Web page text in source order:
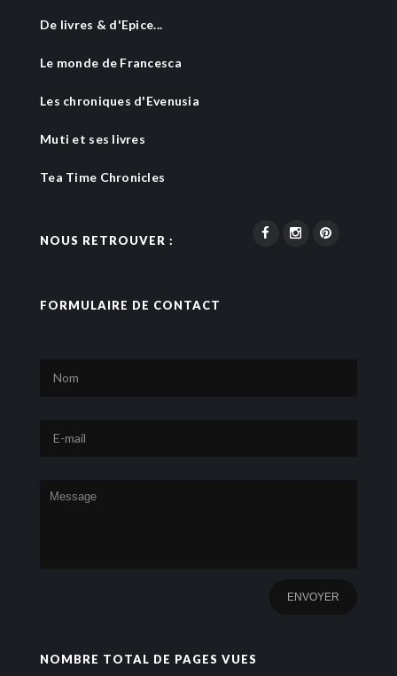
De livres & d'Epice...
Le monde de Francesca
Les chroniques d'Evenusia
Muti et ses livres
Tea Time Chronicles
NOUS RETROUVER :
FORMULAIRE DE CONTACT
NOMBRE TOTAL DE PAGES VUES